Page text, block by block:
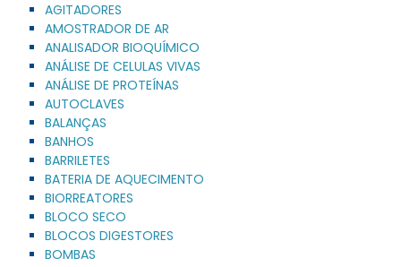
AGITADORES
AMOSTRADOR DE AR
ANALISADOR BIOQUÍMICO
ANÁLISE DE CELULAS VIVAS
ANÁLISE DE PROTEÍNAS
AUTOCLAVES
BALANÇAS
BANHOS
BARRILETES
BATERIA DE AQUECIMENTO
BIORREATORES
BLOCO SECO
BLOCOS DIGESTORES
BOMBAS